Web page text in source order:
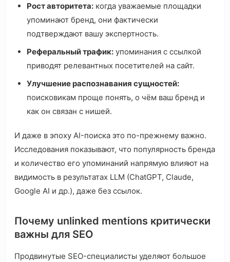
Рост авторитета: когда уважаемые площадки
упоминают бренд, они фактически
подтверждают вашу экспертность.
Реферальный трафик: упоминания с ссылкой
приводят релевантных посетителей на сайт.
Улучшение распознавания сущностей:
поисковикам проще понять, о чём ваш бренд и
как он связан с нишей.
И даже в эпоху AI-поиска это по-прежнему важно.
Исследования показывают, что популярность бренда
и количество его упоминаний напрямую влияют на
видимость в результатах LLM (ChatGPT, Claude,
Google AI и др.), даже без ссылок.
Почему unlinked mentions критически
важны для SEO
Продвинутые SEO-специалисты уделяют большое